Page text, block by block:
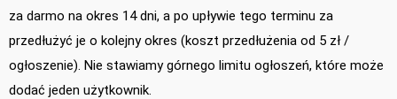
za darmo na okres 14 dni, a po upływie tego terminu za
przedłużyć je o kolejny okres (koszt przedłużenia od 5 zł /
ogłoszenie). Nie stawiamy górnego limitu ogłoszeń, które może
dodać jeden użytkownik.